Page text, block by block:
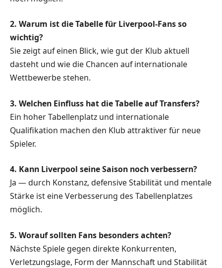
2. Warum ist die Tabelle für Liverpool-Fans so
wichtig?
Sie zeigt auf einen Blick, wie gut der Klub aktuell
dasteht und wie die Chancen auf internationale
Wettbewerbe stehen.
3. Welchen Einfluss hat die Tabelle auf Transfers?
Ein hoher Tabellenplatz und internationale
Qualifikation machen den Klub attraktiver für neue
Spieler.
4. Kann Liverpool seine Saison noch verbessern?
Ja — durch Konstanz, defensive Stabilität und mentale
Stärke ist eine Verbesserung des Tabellenplatzes
möglich.
5. Worauf sollten Fans besonders achten?
Nächste Spiele gegen direkte Konkurrenten,
Verletzungslage, Form der Mannschaft und Stabilität